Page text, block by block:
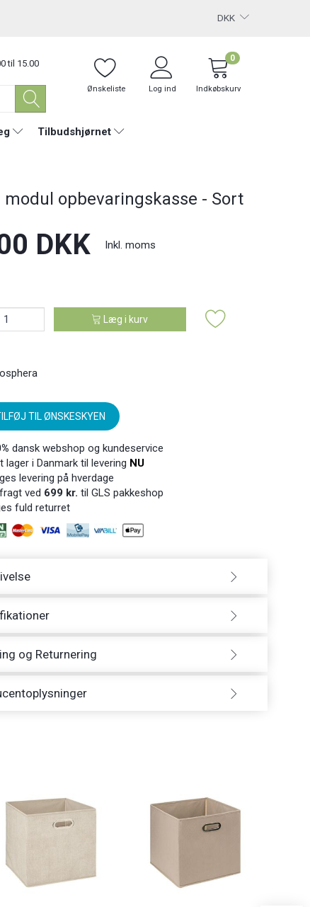
DKK
til 15.00
Ønskeliste Log ind Indkøbskurv
0
Tilbudshjørnet
modul opbevaringskasse - Sort
DKK Inkl. moms
Læg i kurv
TIL ØNSKESKYEN
dansk webshop og kundeservice
lager i Danmark til levering NU
levering på hverdage
fragt ved 699 kr. til GLS pakkeshop
fuld returret
og Returnering